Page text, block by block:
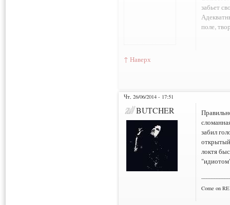
забьет
поле,
↑ Наверх
Чт, 26/06/2014 - 17:51
BUTCHER
забил
локтя
Come on